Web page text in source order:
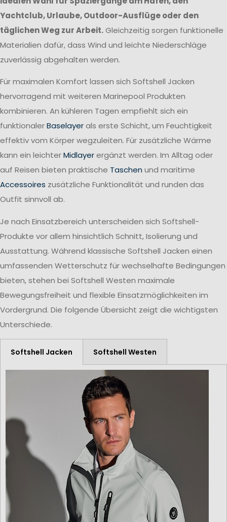
Yachtclub, Urlaube, Outdoor-Ausflüge oder den
täglichen Weg zur Arbeit.Gleichzeitig sorgen funktionelle
Materialien dafür, dass Wind und leichte Niederschläge
zuverlässig abgehalten werden.
Für maximalen Komfort lassen sich Softshell Jacken
hervorragend mit weiteren Marinepool Produkten
kombinieren. An kühleren Tagen empfiehlt sich ein
funktionalerBaselayerals erste Schicht, um Feuchtigkeit
effektiv vom Körper wegzuleiten. Für zusätzliche Wärme
kann ein leichterMidlayerergänzt werden. Im Alltag oder
auf Reisen bieten praktische Taschen und maritime
Accessoires zusätzliche Funktionalität und runden das
Outfit sinnvoll ab.
Je nach Einsatzbereich unterscheiden sich Softshell-
Produkte vor allem hinsichtlich Schnitt, Isolierung und
Ausstattung. Während klassische Softshell Jacken einen
umfassenden Wetterschutz für wechselhafte Bedingungen
bieten, stehen bei Softshell Westen maximale
Bewegungsfreiheit und flexible Einsatzmöglichkeiten im
Vordergrund. Die folgende Übersicht zeigt die wichtigsten
Unterschiede.
Softshell Jacken Softshell Westen